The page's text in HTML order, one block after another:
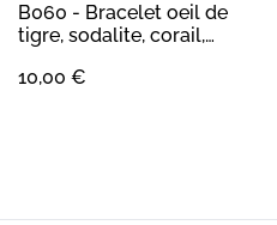
B060 - Bracelet oeil de
tigre, sodalite, corail,
10,00 €